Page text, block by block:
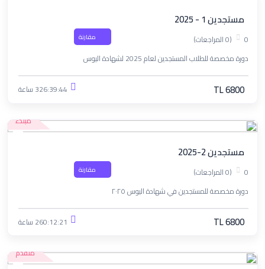
مستجدين 1 - 2025
0 (0 المراجعات) مقارنة
دورة مخصصة للطلاب المستجدين لعام 2025 لشهادة اليوس
TL 6800 326:39:44 ساعة
مبتدء
مستجدين 2-2025
0 (0 المراجعات) مقارنة
دورة مخصصة للمستجدين في شهادة اليوس ٢٠٢٥
TL 6800 260:12:21 ساعة
متقدم